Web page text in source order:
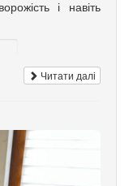
і навіть
Читати далі